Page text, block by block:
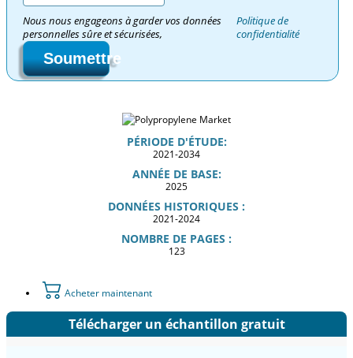
Nous nous engageons à garder vos données
personnelles sûre et sécurisées,
Politique de
confidentialité
Soumettre
PÉRIODE D'ÉTUDE:
2021-2034
ANNÉE DE BASE:
2025
DONNÉES HISTORIQUES :
2021-2024
NOMBRE DE PAGES :
123
Acheter maintenant
Télécharger un échantillon gratuit